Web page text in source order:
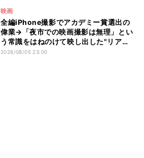
映画
全編iPhone撮影でアカデミー賞選出の
偉業→「夜市での映画撮影は無理」とい
う常識をはねのけて映し出した"リア
ル"とは――ツォウ監督が語る映画『左
2026/08/05 23:00